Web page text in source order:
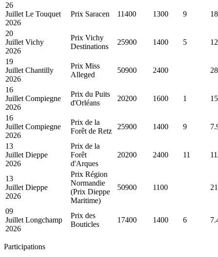
26
Juillet
2026
Le Touquet Prix Saracen 11400 1300 9
20
Juillet
2026
Vichy
Prix Vichy
Destinations
25900 1400 5
19
Juillet
2026
Chantilly
Prix Miss
Alleged
50900 2400
16
Juillet
2026
Compiegne
Prix du Puits
d'Orléans
20200 1600 1
16
Juillet
2026
Compiegne
Prix de la
Forêt de Retz
25900 1400 9
13
Juillet
2026
Dieppe
Prix de la
Forêt
d'Arques
20200 2400 11
13
Juillet
2026
Dieppe
Prix Région
Normandie
(Prix Dieppe
Maritime)
50900 1100
09
Juillet
2026
Longchamp
Prix des
Bouticles
17400 1400 6
Participations